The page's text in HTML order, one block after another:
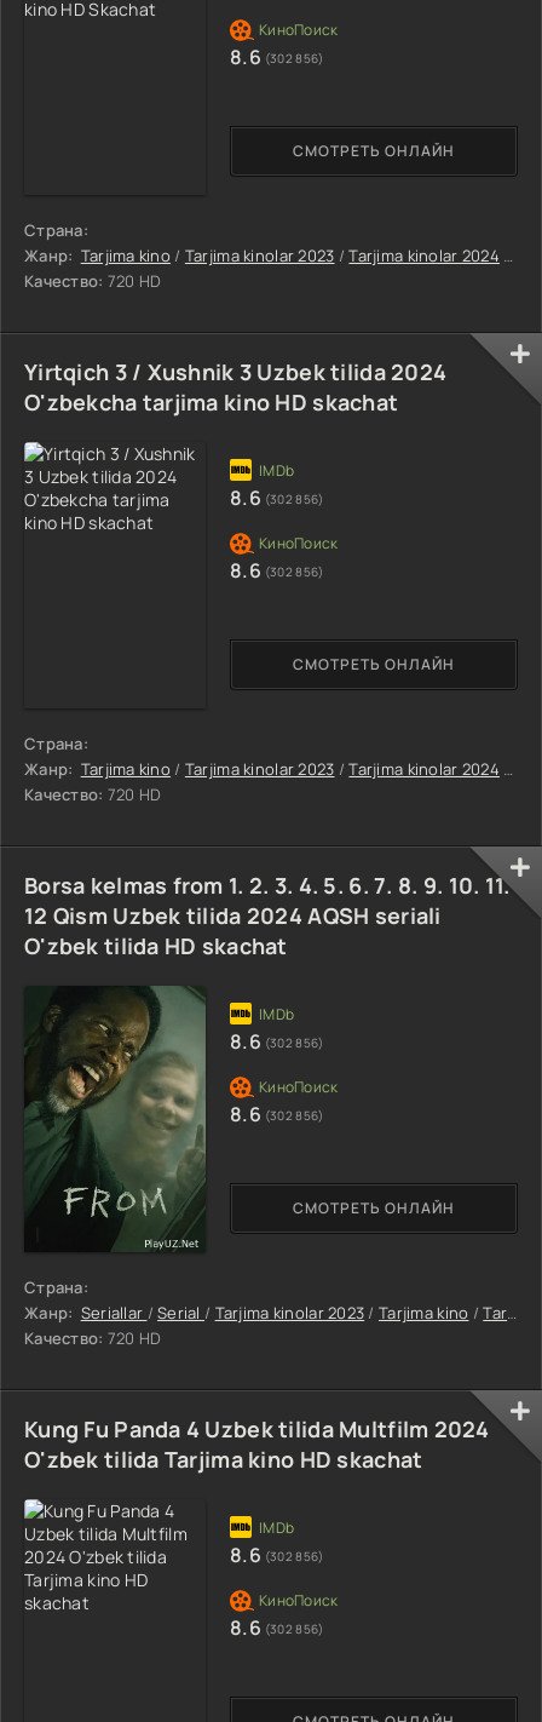
Страна:
Жанр: Tarjima kino / Tarjima kinolar 2023 /Tarjima kinolar 2024
Качество: 720 HD
СМОТРЕТЬ ОНЛАЙН
8.6 (302 856)
Yirtqich 3 / Xushnik 3 Uzbek tilida 2024
O'zbekcha tarjima kino HD skachat
Страна:
Жанр: Tarjima kino / Tarjima kinolar 2023 /Tarjima kinolar 2024
Качество: 720 HD
СМОТРЕТЬ ОНЛАЙН
8.6 (302 856)
8.6 (302 856)
Borsa kelmas from 1. 2. 3. 4. 5. 6. 7. 8. 9. 10. 11.
12 Qism Uzbek tilida 2024 AQSH seriali
O'zbek tilida HD skachat
Страна:
Жанр: Seriallar /Serial / Tarjima kinolar 2023 /Tarjima kino /Tarjima kinolar 2024
Качество: 720 HD
СМОТРЕТЬ ОНЛАЙН
8.6 (302 856)
8.6 (302 856)
Kung Fu Panda 4 Uzbek tilida Multfilm 2024
O'zbek tilida Tarjima kino HD skachat
8.6 (302 856)
8.6 (302 856)